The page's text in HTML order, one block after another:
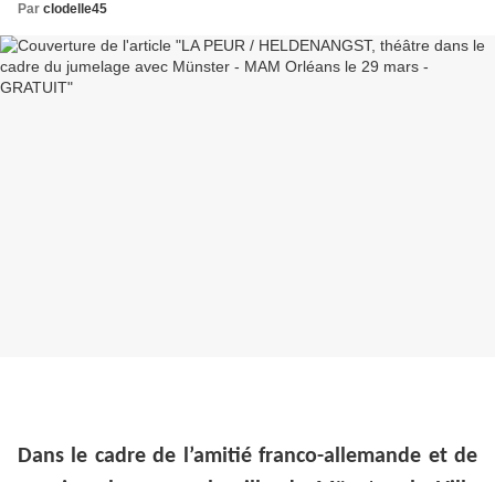
Par clodelle45
Dans le cadre de l’amitié franco-allemande et de